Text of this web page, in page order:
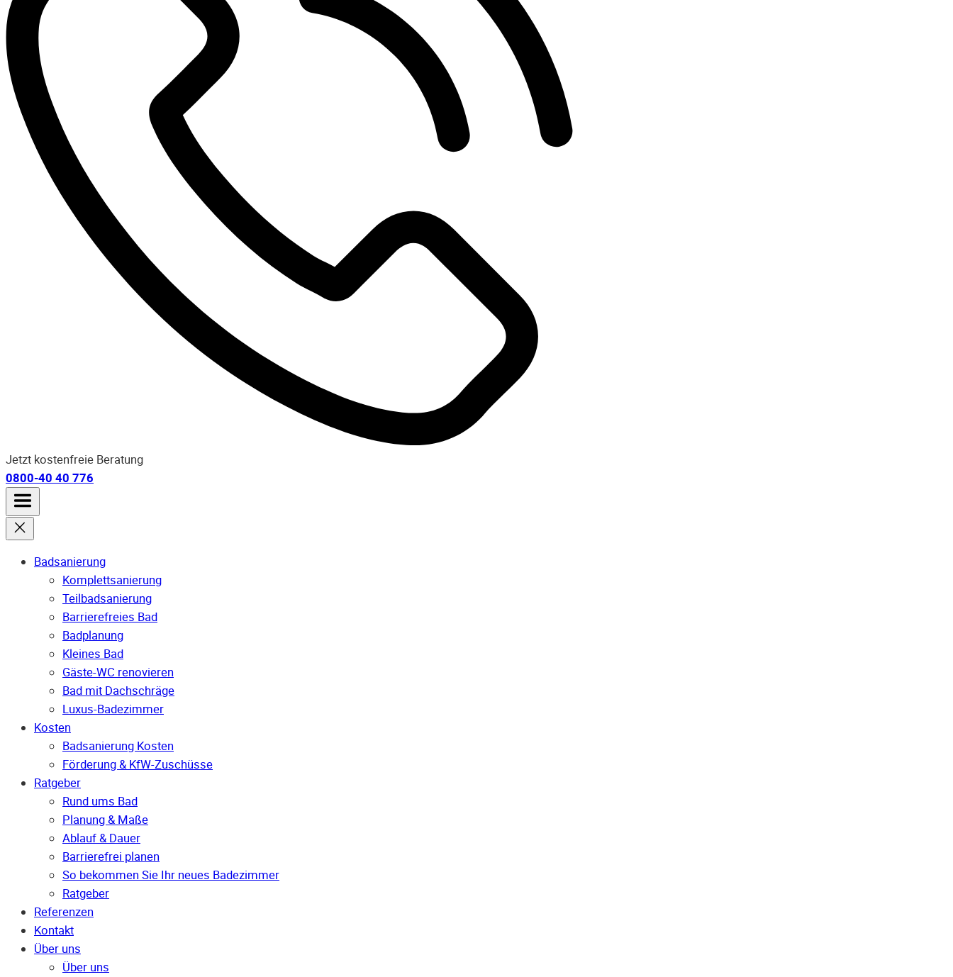
Jetzt kostenfreie Beratung
0800-40 40 776
Badsanierung
Komplettsanierung
Teilbadsanierung
Barrierefreies Bad
Badplanung
Kleines Bad
Gäste-WC renovieren
Bad mit Dachschräge
Luxus-Badezimmer
Kosten
Badsanierung Kosten
Förderung & KfW-Zuschüsse
Ratgeber
Rund ums Bad
Planung & Maße
Ablauf & Dauer
Barrierefrei planen
So bekommen Sie Ihr neues Badezimmer
Ratgeber
Referenzen
Kontakt
Über uns
Über uns